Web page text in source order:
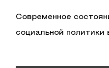
Современное
социальной политики